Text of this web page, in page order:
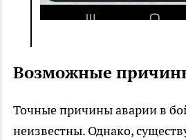
Возможные
Точные причины аварии в
неизвестны. Однако,